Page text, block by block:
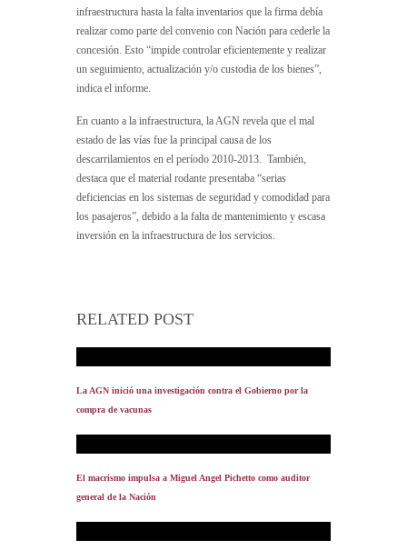
infraestructura hasta la falta inventarios que la firma debía
realizar como parte del convenio con Nación para cederle la
concesión. Esto “impide controlar eficientemente y realizar
un seguimiento, actualización y/o custodia de los bienes”,
indica el informe.
En cuanto a la infraestructura, la AGN revela que el mal
estado de las vías fue la principal causa de los
descarrilamientos en el período 2010-2013. También,
destaca que el material rodante presentaba “serias
deficiencias en los sistemas de seguridad y comodidad para
los pasajeros”, debido a la falta de mantenimiento y escasa
inversión en la infraestructura de los servicios.
RELATED POST
La AGN inició una investigación contra el Gobierno por la
compra de vacunas
El macrismo impulsa a Miguel Angel Pichetto como auditor
general de la Nación